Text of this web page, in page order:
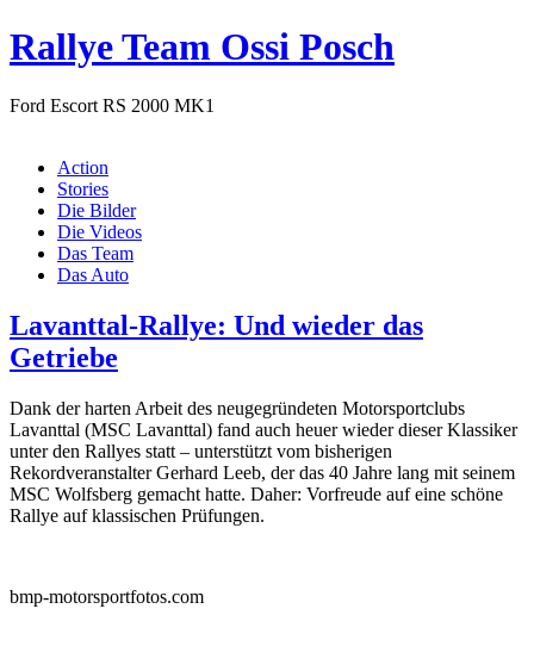
Rallye Team Ossi Posch
Ford Escort RS 2000 MK1
Action
Stories
Die Bilder
Die Videos
Das Team
Das Auto
Lavanttal-Rallye: Und wieder das
Getriebe
Dank der harten Arbeit des neugegründeten Motorsportclubs
Lavanttal (MSC Lavanttal) fand auch heuer wieder dieser Klassiker
unter den Rallyes statt – unterstützt vom bisherigen
Rekordveranstalter Gerhard Leeb, der das 40 Jahre lang mit seinem
MSC Wolfsberg gemacht hatte. Daher: Vorfreude auf eine schöne
Rallye auf klassischen Prüfungen.
bmp-motorsportfotos.com